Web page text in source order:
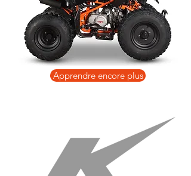
Apprendre encore plus